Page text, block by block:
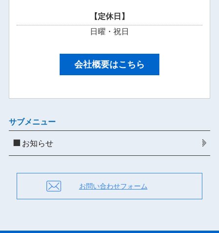
【定休日】
日曜・祝日
会社概要はこちら
サブメニュー
お知らせ
お問い合わせフォーム